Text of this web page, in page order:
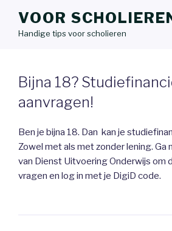
VOOR
Handige tips voor scholieren
Bijna 18?
aanvragen!
Ben je bijna 18. Dan kan je
Zowel met als met zonder lening. Ga
van Dienst Uitvoering Onderwijs om
vragen en log in met je DigiD code.